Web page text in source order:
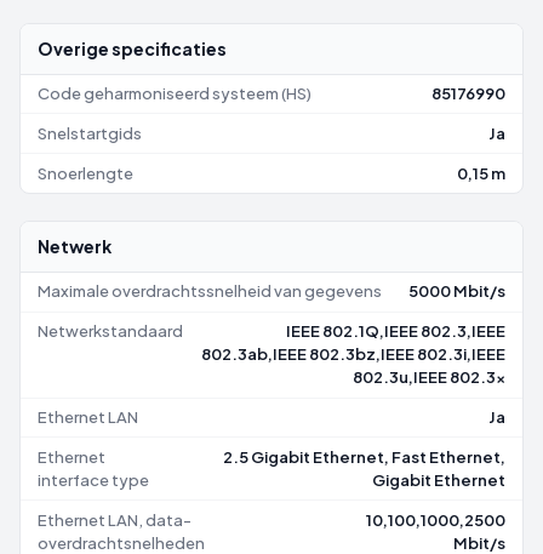
Overige specificaties
Code geharmoniseerd systeem (HS) 85176990
Snelstartgids Ja
Snoerlengte 0,15 m
Netwerk
Maximale overdrachtssnelheid van gegevens 5000 Mbit/s
Netwerkstandaard
IEEE 802.1Q,IEEE 802.3,IEEE
802.3ab,IEEE 802.3bz,IEEE 802.3i,IEEE
802.3u,IEEE 802.3x
Ethernet LAN Ja
Ethernet
interface type
2.5 Gigabit Ethernet, Fast Ethernet,
Gigabit Ethernet
Ethernet LAN, data-
overdrachtsnelheden
10,100,1000,2500
Mbit/s